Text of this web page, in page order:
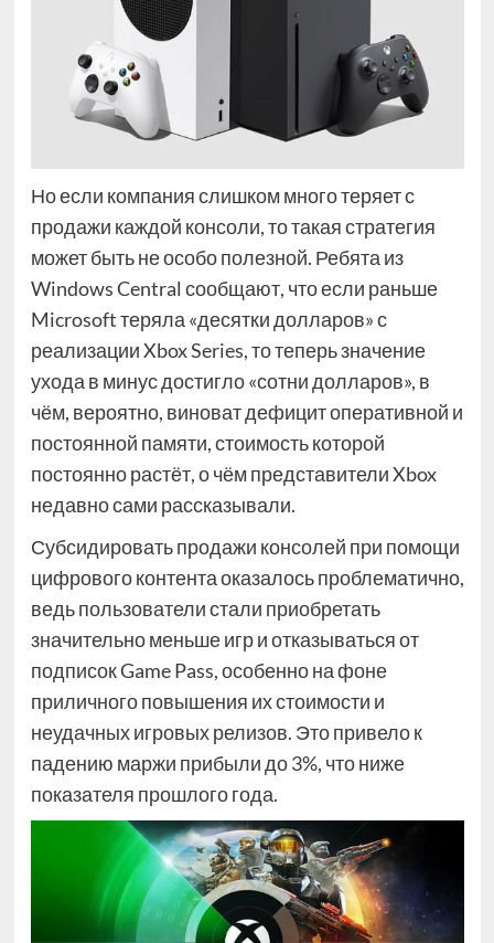
Но если компания слишком много теряет с
продажи каждой консоли, то такая стратегия
может быть не особо полезной. Ребята из
Windows Central сообщают, что если раньше
Microsoft теряла «десятки долларов» с
реализации Xbox Series, то теперь значение
ухода в минус достигло «сотни долларов», в
чём, вероятно, виноват дефицит оперативной и
постоянной памяти, стоимость которой
постоянно растёт, о чём представители Xbox
недавно сами рассказывали.
Субсидировать продажи консолей при помощи
цифрового контента оказалось проблематично,
ведь пользователи стали приобретать
значительно меньше игр и отказываться от
подписок Game Pass, особенно на фоне
приличного повышения их стоимости и
неудачных игровых релизов. Это привело к
падению маржи прибыли до 3%, что ниже
показателя прошлого года.